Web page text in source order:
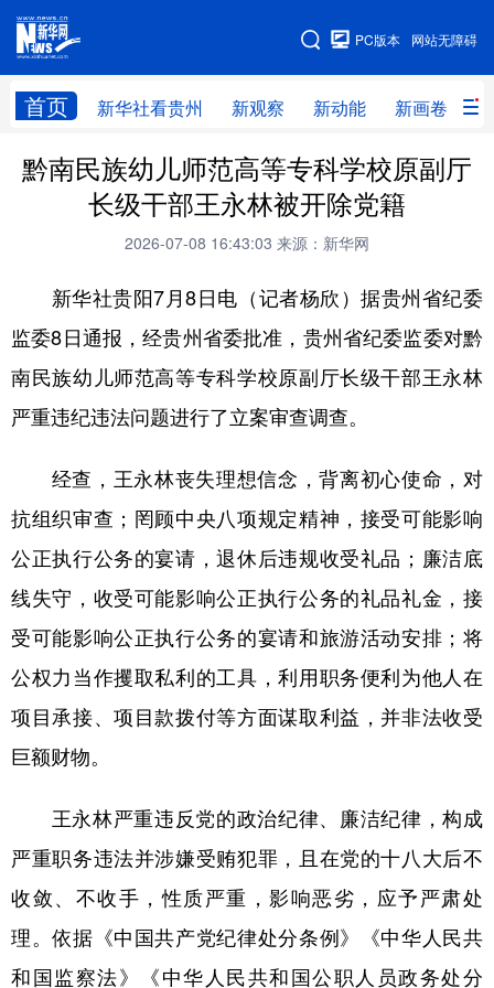
网站无障碍
PC版本
首页 新华社看贵州 新观察 新动能 新画卷
网站地图
新华社看贵州 新观察 新动能 新画卷
贵州要闻 贵州领导 人事
直播
畅游贵州 数字贵州 律动贵州 健康贵州
光影贵州 部门之窗 县区直达 企业速递
黔南 黔西南
地方频道
北京 河北 山西
辽宁 吉林 上海 江苏
浙江 安徽 福建 江西
山东
广东 广西 海南 重庆
四川 贵州 云南 西藏
陕西 甘肃 青海 宁夏
新疆 内蒙古 黑龙江
黔南民族幼儿师范高等专科学校原副厅
长级干部王永林被开除党籍
2026-07-08 16:43:03 来源：新华网
新华社贵阳7月8日电（记者杨欣）据贵州省纪委
监委8日通报，经贵州省委批准，贵州省纪委监委对黔
南民族幼儿师范高等专科学校原副厅长级干部王永林
严重违纪违法问题进行了立案审查调查。
经查，王永林丧失理想信念，背离初心使命，对
抗组织审查；罔顾中央八项规定精神，接受可能影响
公正执行公务的宴请，退休后违规收受礼品；廉洁底
线失守，收受可能影响公正执行公务的礼品礼金，接
受可能影响公正执行公务的宴请和旅游活动安排；将
公权力当作攫取私利的工具，利用职务便利为他人在
项目承接、项目款拨付等方面谋取利益，并非法收受
巨额财物。
王永林严重违反党的政治纪律、廉洁纪律，构成
严重职务违法并涉嫌受贿犯罪，且在党的十八大后不
收敛、不收手，性质严重，影响恶劣，应予严肃处
理。依据《中国共产党纪律处分条例》《中华人民共
和国监察法》《中华人民共和国公职人员政务处分